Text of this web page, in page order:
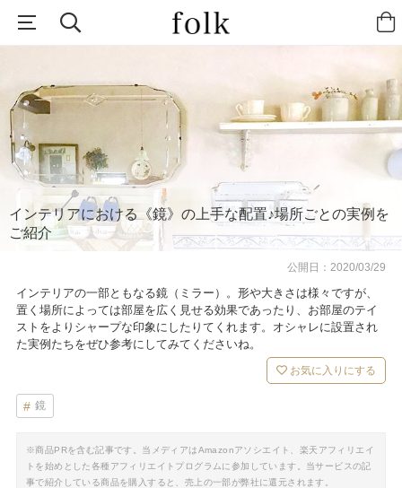
インテリアにおける《鏡》の上手な配置♪場所ごとの実例を
ご紹介
公開日：2020/03/29
インテリアの一部ともなる鏡（ミラー）。形や大きさは様々ですが、
置く場所によっては部屋を広く見せる効果であったり、お部屋のテイ
ストをよりシャープな印象にしたりてくれます。オシャレに設置され
た実例たちをぜひ参考にしてみてくださいね。
お気に入りにする
鏡
※商品PRを含む記事です。当メディアはAmazonアソシエイト、楽天アフィリエイ
トを始めとした各種アフィリエイトプログラムに参加しています。当サービスの記
事で紹介している商品を購入すると、売上の一部が弊社に還元されます。